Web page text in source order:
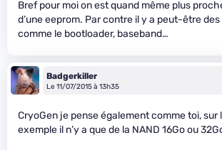
Bref pour moi on est quand même plus
d’une eeprom. Par contre il y a peut-être
comme le bootloader, baseband…
Badgerkiller
Le 11/07/2015 à 13h35
CryoGen je pense également comme toi, sur
exemple il n’y a que de la NAND 16Go ou